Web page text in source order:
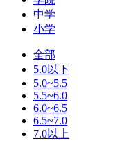
中学
小学
全部
5.0以下
5.0~5.5
5.5~6.0
6.0~6.5
6.5~7.0
7.0以上